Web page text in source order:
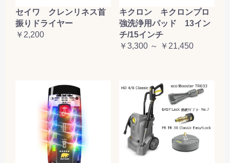
セイワ クレンリネス首
振りドライヤー
￥2,200
キクロン キクロンプロ
強洗浄用パッド 13イン
チ/15インチ
￥3,300 ～ ￥21,450